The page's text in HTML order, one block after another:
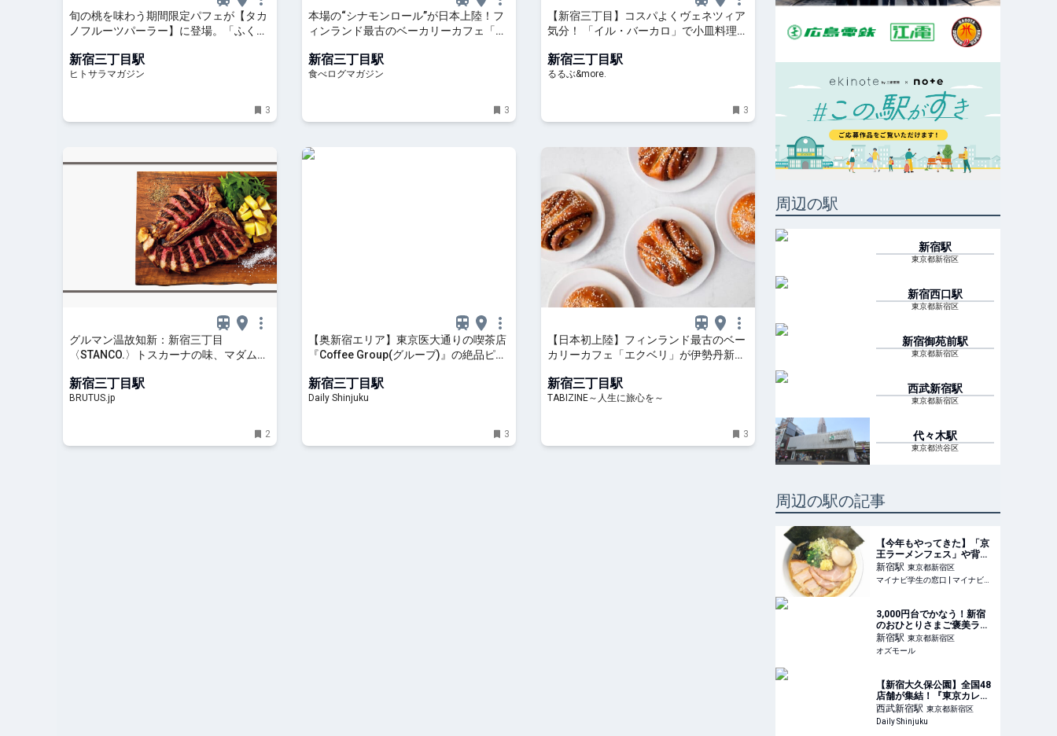
旬の桃を味わう期間限定パフェが【タカ
ノフルーツパーラー】に登場。「ふくし
ガジン
新宿三丁目駅
ヒトサラマガジン
3
本場の“シナモンロール”が日本上陸！フ
ィンランド最古のベーカリーカフェ「エ
宿） | 食べログマガジン
新宿三丁目駅
食べログマガジン
3
【新宿三丁目】コスパよくヴェネツィア
気分！ 「イル・バーカロ」で小皿料理と
新宿三丁目駅
るるぶ&more.
3
グルマン温故知新：新宿三丁目
〈STANCO.〉トスカーナの味、マダムの
新宿三丁目駅
BRUTUS.jp
2
【奥新宿エリア】東京医大通りの喫茶店
『Coffee Group(グループ)』の絶品ピザ
め
新宿三丁目駅
Daily Shinjuku
3
【日本初上陸】フィンランド最古のベー
カリーカフェ「エクベリ」が伊勢丹新宿
～
新宿三丁目駅
TABIZINE～人生に旅心を～
3
周辺の駅
新宿駅
東京都新宿区
新宿西口駅
東京都新宿区
新宿御苑前駅
東京都新宿区
西武新宿駅
東京都新宿区
代々木駅
東京都渋谷区
周辺の駅の記事
【今年もやってきた】「京
王ラーメンフェス」や背徳
ひんやりスイーツが勢ぞろ
いする京王百貨店「大北海
道展」開催 #Z世代Pick | マ
新宿駅 東京都新宿区
マイナビ学生の窓口 | マイナビ学生の窓口
3,000円台でかなう！新宿
のおひとりさまご褒美ラン
チ5選。ホテルランチやカ
ウンター席で贅沢時間 -
新宿駅 東京都新宿区
オズモール
【新宿大久保公園】全国48
店舗が集結！『東京カレー
万博2026』が9月11日より
開催！自分だけの“あいがけ
カレー”が楽しめる！
西武新宿駅 東京都新宿区
Daily Shinjuku